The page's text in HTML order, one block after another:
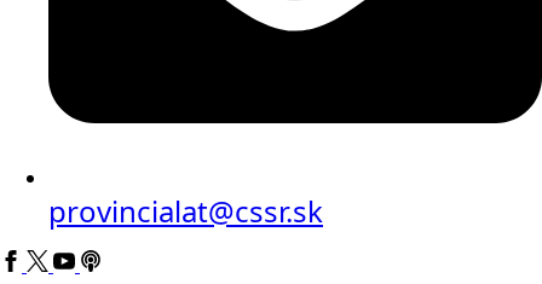
provincialat@cssr.sk